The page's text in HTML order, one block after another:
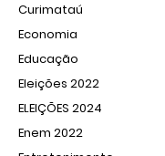
Curimataú
Economia
Educação
Eleições 2022
ELEIÇÕES 2024
Enem 2022